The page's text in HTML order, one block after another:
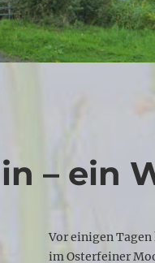
– ein
Vor einigen
im Osterfeiner